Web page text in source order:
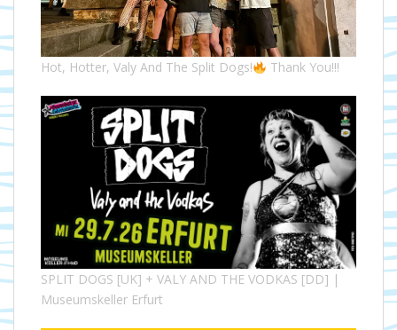
Hot, Hotter, Valy And The Split Dogs! Thank You!!!
SPLIT DOGS [UK] + VALY AND THE VODKAS [DD] |
Museumskeller Erfurt